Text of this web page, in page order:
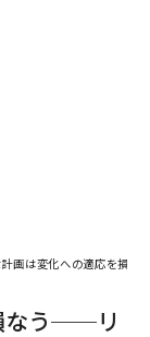
ワークとコー
は異なる方法
画は変化への適応を損
なう──リ